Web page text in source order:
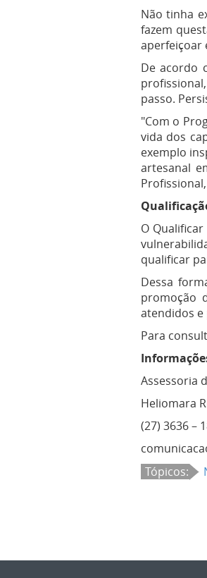
Não tinha
fazem
aperfeiçoar
De acordo
passo.
"Com o
vida dos
exemplo
artesanal
O
qualificar
Dessa
promoção
atendidos
Para
Assessoria
Heliomara
(27) 3636 –
Tópicos: